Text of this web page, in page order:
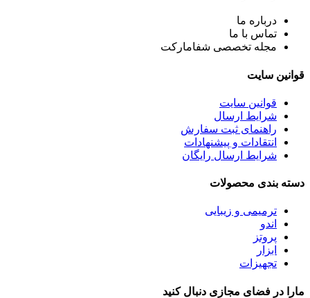
درباره ما
تماس با ما
مجله تخصصی شفامارکت
قوانین سایت
قوانین سایت
شرایط ارسال
راهنمای ثبت سفارش
انتقادات و پیشنهادات
شرایط ارسال رایگان
دسته بندی محصولات
ترمیمی و زیبایی
اندو
پروتز
ابزار
تجهیزات
مارا در فضای مجازی دنبال کنید